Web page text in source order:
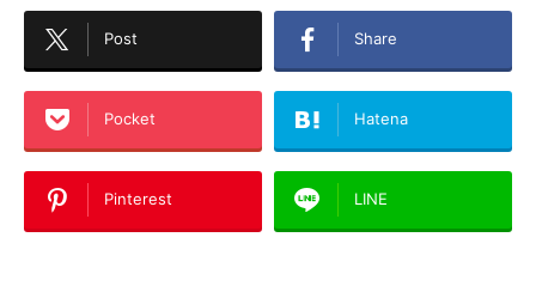
Post Share
Pocket Hatena
Pinterest LINE